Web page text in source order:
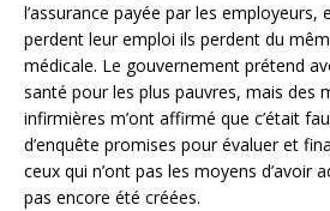
l’assurance payée par les employeurs,
perdent leur emploi ils perdent du
médicale. Le gouvernement prétend
santé pour les plus pauvres, mais des
infirmières m’ont affirmé que c’était
d’enquête promises pour évaluer et
ceux qui n’ont pas les moyens d’avoir
pas encore été créées.